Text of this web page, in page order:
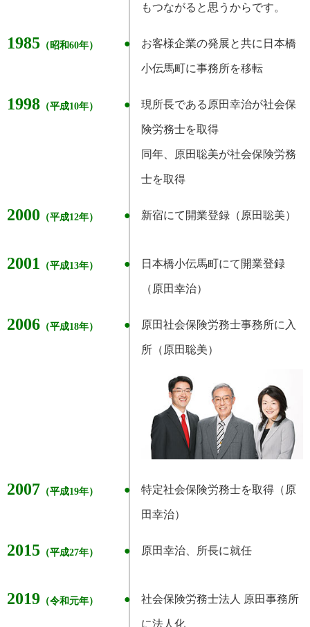
もつながると思うからです。
1985 （昭和60年） お客様企業の発展と共に日本橋
小伝馬町に事務所を移転
1998 （平成10年） 現所長である原田幸治が社会保
険労務士を取得
同年、原田聡美が社会保険労務
士を取得
2000 （平成12年） 新宿にて開業登録（原田聡美）
2001 （平成13年） 日本橋小伝馬町にて開業登録
（原田幸治）
2006 （平成18年） 原田社会保険労務士事務所に入
所（原田聡美）
2007 （平成19年） 特定社会保険労務士を取得（原
田幸治）
2015 （平成27年） 原田幸治、所長に就任
2019 （令和元年） 社会保険労務士法人 原田事務所
に法人化